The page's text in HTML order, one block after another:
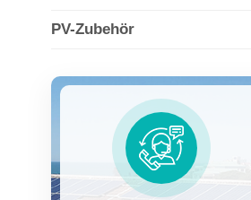
PV-Zubehör